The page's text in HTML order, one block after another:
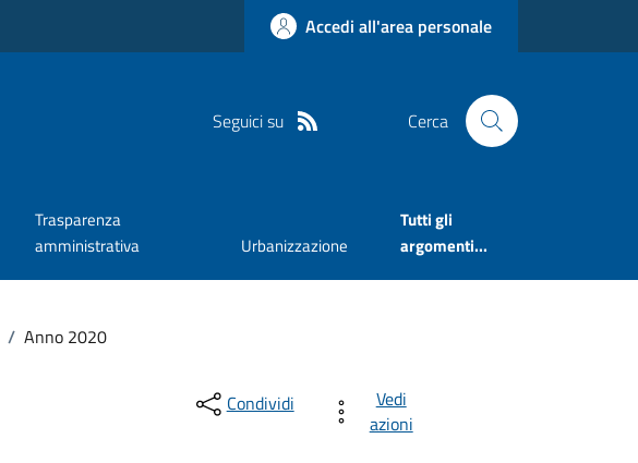
Accedi all'area personale
Seguici su Cerca
Trasparenza
amministrativa
Urbanizzazione
Tutti gli
argomenti...
/ Anno 2020
Condividi
Vedi
azioni